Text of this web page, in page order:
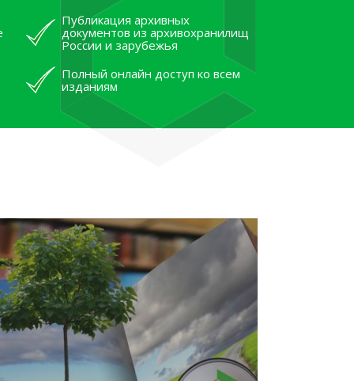
Публикация архивных
документов из архивохранилищ
России и зарубежья
Полный онлайн доступ ко всем
изданиям
рассказали об архивных